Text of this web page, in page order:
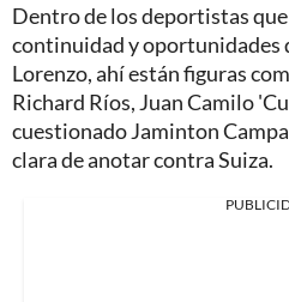
Dentro de los deportistas
continuidad y oportunidades
Lorenzo, ahí están figuras
Richard Ríos, Juan Camilo
cuestionado Jaminton
clara de anotar contra Suiza.